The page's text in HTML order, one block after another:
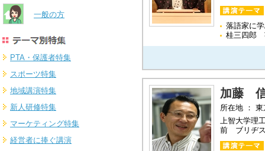
一般の方
PTA・保護者特集
スポーツ特集
地域講演特集
新人研修特集
マーケティング特集
経営者に捧ぐ講演
落語家に
桂三四郎
加藤
所在地 ：
上智大学理
前 ブリヂス